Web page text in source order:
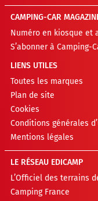
CAMPING-CAR
Numéro en kiosque et
S’abonner à Camping-
LIENS UTILES
Toutes les marques
Plan de site
Cookies
Conditions générales
Mentions légales
LE RÉSEAU EDICAMP
L’Officiel des terrains
Camping France